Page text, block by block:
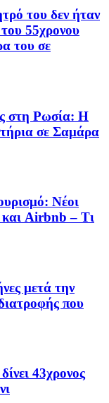
του δεν ήταν
του 55χρονου
του σε
στη Ρωσία: Η
σε Σαμάρα
Νέοι
και Airbnb – Τι
μετά την
που
43χρονος